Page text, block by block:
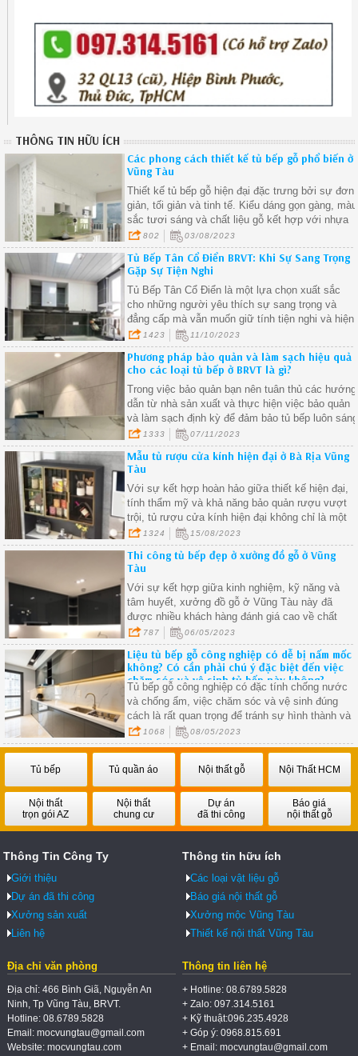
THÔNG TIN HỮU ÍCH
Các phong cách thiết kế tủ bếp gỗ phổ biến ở
Vũng Tàu
Thiết kế tủ bếp gỗ hiện đại đặc trưng bởi sự đơn
giản, tối giản và tinh tế. Kiểu dáng gọn gàng, màu
sắc tươi sáng và chất liệu gỗ kết hợp với nhựa
hoặc kim loại làm cho tủ bếp gỗ hiện đại trở nên
phổ biến
802 03/08/2023
Tủ Bếp Tân Cổ Điển BRVT: Khi Sự Sang Trọng
Gặp Sự Tiện Nghi
Tủ Bếp Tân Cổ Điển là một lựa chọn xuất sắc
cho những người yêu thích sự sang trọng và
đẳng cấp mà vẫn muốn giữ tính tiện nghi và hiện
đại trong ngôi nhà của họ.
1423 11/10/2023
Phương pháp bảo quản và làm sạch hiệu quả
cho các loại tủ bếp ở BRVT là gì?
Trong việc bảo quản bạn nên tuân thủ các hướng
dẫn từ nhà sản xuất và thực hiện việc bảo quản
và làm sạch định kỳ để đảm bảo tủ bếp luôn sáng
bóng và an toàn.
1333 07/11/2023
Mẫu tủ rượu cửa kính hiện đại ở Bà Rịa Vũng
Tàu
Với sự kết hợp hoàn hảo giữa thiết kế hiện đại,
tính thẩm mỹ và khả năng bảo quản rượu vượt
trội, tủ rượu cửa kính hiện đại không chỉ là một
phần không thể thiếu trong không gian sống mà
còn là biểu tượng của sự lịch lãm và đẳng cấp.
1324 15/08/2023
Thi công tủ bếp đẹp ở xưởng đồ gỗ ở Vũng
Tàu
Với sự kết hợp giữa kinh nghiệm, kỹ năng và
tâm huyết, xưởng đồ gỗ ở Vũng Tàu này đã
được nhiều khách hàng đánh giá cao về chất
lượng sản phẩm và dịch vụ
787 06/05/2023
Liệu tủ bếp gỗ công nghiệp có dễ bị nấm mốc
không? Có cần phải chú ý đặc biệt đến việc
chăm sóc và vệ sinh tủ bếp này không?
Tủ bếp gỗ công nghiệp có đặc tính chống nước
và chống ẩm, việc chăm sóc và vệ sinh đúng
cách là rất quan trọng để tránh sự hình thành và
phát triển của nấm mốc
1068 08/05/2023
Tủ bếp Tủ quần áo Nội thất gỗ Nội Thất HCM
Nội thất
trọn gói AZ
Nội thất
chung cư
Dự án
đã thi công
Báo giá
nội thất gỗ
Thông Tin Công Ty
Giới thiệu
Dự án đã thi công
Xưởng sản xuất
Liên hệ
Thông tin hữu ích
Các loại vật liệu gỗ
Báo giá nội thất gỗ
Xưởng mộc Vũng Tàu
Thiết kế nội thất Vũng Tàu
Địa chỉ văn phòng
Địa chỉ: 466 Bình Giã, Nguyễn An
Ninh, Tp Vũng Tàu, BRVT.
Hotline: 08.6789.5828
Email: mocvungtau@gmail.com
Website: mocvungtau.com
Thông tin liên hệ
+ Hotline: 08.6789.5828
+ Zalo: 097.314.5161
+ Kỹ thuật:096.235.4928
+ Góp ý: 0968.815.691
+ Email: mocvungtau@gmail.com